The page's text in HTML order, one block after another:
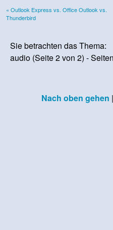
« Outlook Express vs. Office Outlook vs.
Thunderbird
Sie betrachten das Thema:
audio (Seite 2 von 2) -
Nach oben gehen |